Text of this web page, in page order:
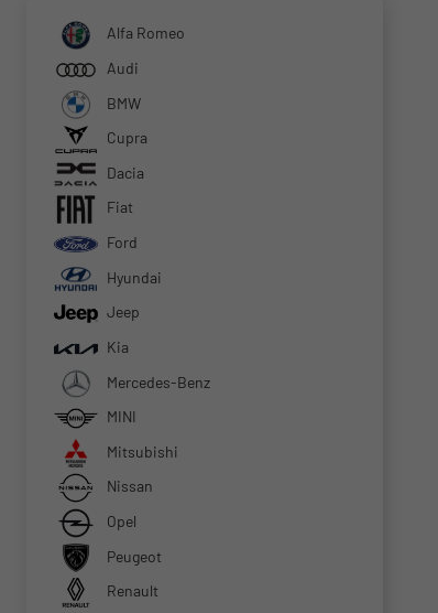
Alfa Romeo
Audi
BMW
Cupra
Dacia
Fiat
Ford
Hyundai
Jeep
Kia
Mercedes-Benz
MINI
Mitsubishi
Nissan
Opel
Peugeot
Renault